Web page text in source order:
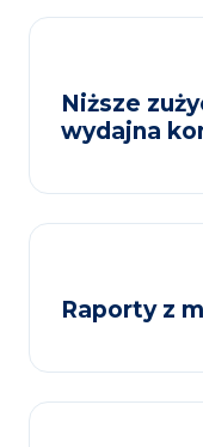
Niższe
wydajna
Raporty z